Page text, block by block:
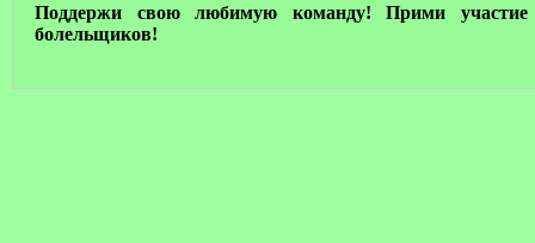
Поддержи свою любимую команду! Прими участие
болельщиков!